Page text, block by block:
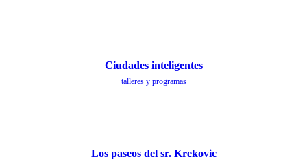
Ciudades inteligentes
talleres y programas
Los paseos del sr. Krekovic